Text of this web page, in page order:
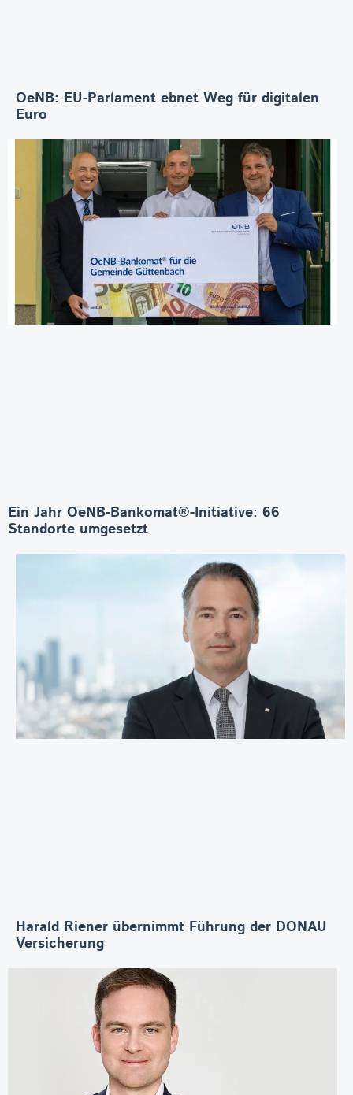
OeNB: EU-Parlament ebnet Weg für digitalen
Euro
Ein Jahr OeNB-Bankomat®-Initiative: 66
Standorte umgesetzt
Harald Riener übernimmt Führung der DONAU
Versicherung